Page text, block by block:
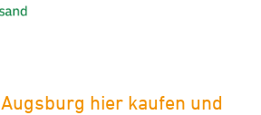
hier kaufen und